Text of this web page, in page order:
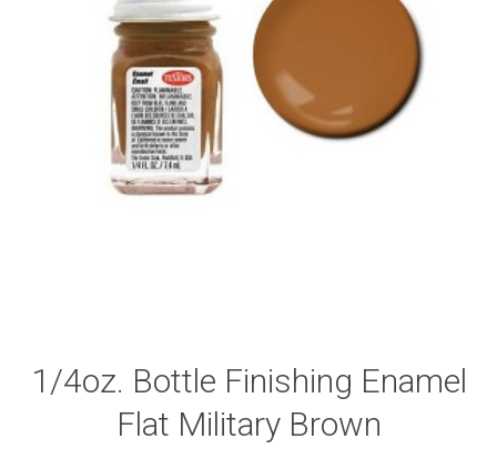
1/4oz. Bottle Finishing Enamel
Flat Military Brown